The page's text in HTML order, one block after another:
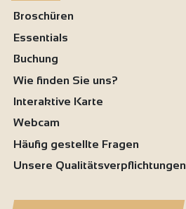
Broschüren
Essentials
Buchung
Wie finden Sie uns?
Interaktive Karte
Webcam
Häufig gestellte Fragen
Unsere Qualitätsverpflichtungen